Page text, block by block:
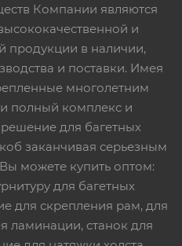
Компании являются
и
продукции в наличии,
и поставки. Имея
многолетним
полный комплекс и
для багетных
заканчивая серьезным
можете купить оптом:
для багетных
для скрепления рам, для
ламинации, станок для